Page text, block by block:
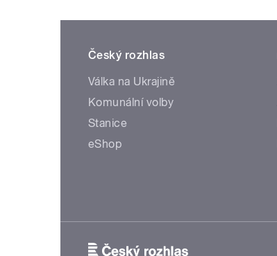
Český rozhlas
Válka na Ukrajině
Komunální volby
Stanice
eShop